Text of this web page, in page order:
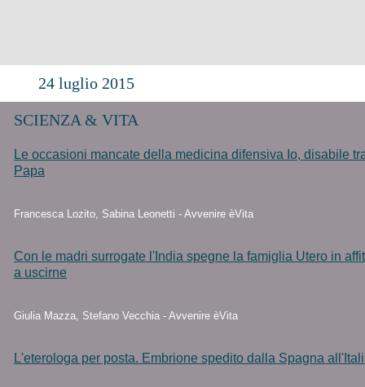
24 luglio 2015
SCIENZA & VITA
Le occasioni mancate della medicina difensiva Io, disabile
Papa
Francesca Lozito, Sabina Leonetti - Avvenire èVita
Con le madri surrogate l'India spegne la famiglia Utero in
a uscirne
Giulia Mazza, Stefano Vecchia - Avvenire èVita
L'eterologa per posta. Embrione spedito dalla Spagna